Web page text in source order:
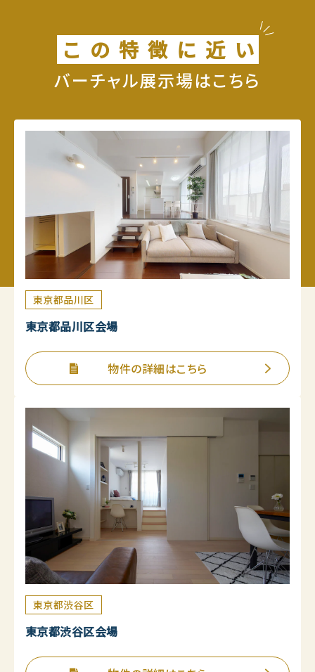
こ の 特 徴 に 近 い
バーチャル展示場はこちら
東京都品川区
東京都品川区会場
物件の詳細はこちら
東京都渋谷区
東京都渋谷区会場